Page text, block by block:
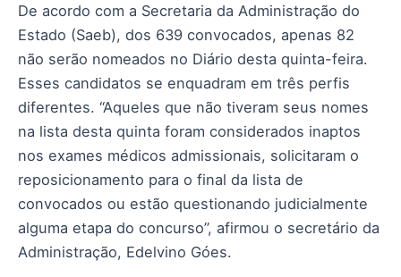
De acordo com a Secretaria da Administração do
Estado (Saeb), dos 639 convocados, apenas 82
não serão nomeados no Diário desta quinta-feira.
Esses candidatos se enquadram em três perfis
diferentes. “Aqueles que não tiveram seus nomes
na lista desta quinta foram considerados inaptos
nos exames médicos admissionais, solicitaram o
reposicionamento para o final da lista de
convocados ou estão questionando judicialmente
alguma etapa do concurso”, afirmou o secretário da
Administração, Edelvino Góes.